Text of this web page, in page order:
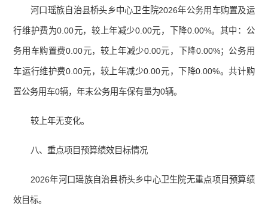
河口瑶族自治县桥头乡中心卫生院2026年公务用车购置及运
行维护费为0.00元，较上年减少0.00元，下降0.00%。其中：公
务用车购置费0.00元，较上年减少0.00元，下降0.00%；公务用
车运行维护费0.00元，较上年减少0.00元，下降0.00%。共计购
置公务用车0辆，年末公务用车保有量为0辆。
较上年无变化。
八、重点项目预算绩效目标情况
2026年河口瑶族自治县桥头乡中心卫生院无重点项目预算绩
效目标。